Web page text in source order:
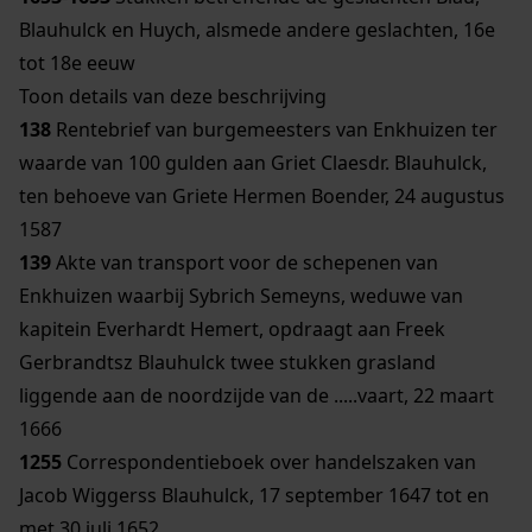
Blauhulck en Huych, alsmede andere geslachten, 16e
tot 18e eeuw
Toon details van deze beschrijving
138 Rentebrief van burgemeesters van Enkhuizen ter
waarde van 100 gulden aan Griet Claesdr. Blauhulck,
ten behoeve van Griete Hermen Boender, 24 augustus
1587
139Akte van transport voor de schepenen van
Enkhuizen waarbij Sybrich Semeyns, weduwe van
kapitein Everhardt Hemert, opdraagt aan Freek
Gerbrandtsz Blauhulck twee stukken grasland
liggende aan de noordzijde van de .....vaart, 22 maart
1666
1255 Correspondentieboek over handelszaken van
Jacob Wiggerss Blauhulck, 17 september 1647 tot en